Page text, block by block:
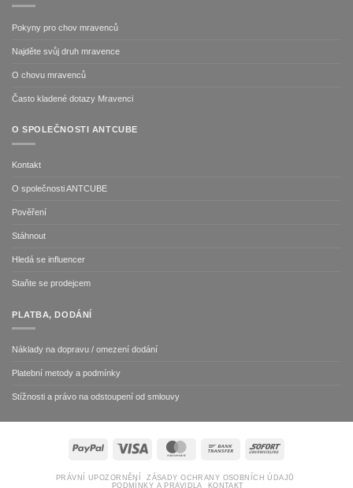
Pokyny pro chov mravenců
Najděte svůj druh mravence
O chovu mravenců
Často kladené dotazy Mravenci
O SPOLEČNOSTI ANTCUBE
Kontakt
O společnosti ANTCUBE
Pověření
Stáhnout
Hledá se influencer
Staňte se prodejcem
PLATBA, DODÁNÍ
Náklady na dopravu / omezení dodání
Platební metody a podmínky
Stížnosti a právo na odstoupení od smlouvy
PayPal MasterCard
Bank
Sofort
PRÁVNÍ UPOZORNĚNÍ
ZÁSADY OCHRANY OSOBNÍCH ÚDAJŮ
PODMÍNKY A PRAVIDLA
KONTAKT